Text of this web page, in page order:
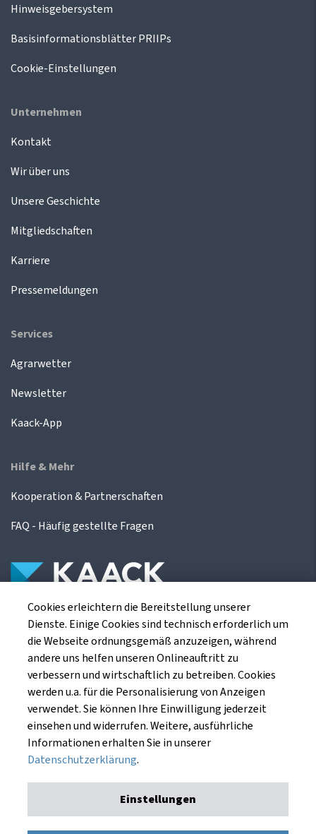
Hinweisgebersystem
Basisinformationsblätter PRIIPs
Cookie-Einstellungen
Unternehmen
Kontakt
Wir über uns
Unsere Geschichte
Mitgliedschaften
Karriere
Pressemeldungen
Services
Agrarwetter
Newsletter
Kaack-App
Hilfe & Mehr
Kooperation & Partnerschaften
FAQ - Häufig gestellte Fragen
Die Kaack Terminhandel GmbH ist ein
Finanzdienstleistungsinstitut für die europäischen
Agrarterminbörsen.
Kaack Terminhandel GmbH
Am Markt 8
49661 Cloppenburg
Datenschutzerklärung
Cookies erleichtern die Bereitstellung unserer
Dienste. Einige Cookies sind technisch erforderlich um
die Webseite ordnungsgemäß anzuzeigen, während
andere uns helfen unseren Onlineauftritt zu
verbessern und wirtschaftlich zu betreiben. Cookies
werden u.a. für die Personalisierung von Anzeigen
verwendet. Sie können Ihre Einwilligung jederzeit
einsehen und widerrufen. Weitere, ausführliche
Informationen erhalten Sie in unserer
Datenschutzerklärung.
Einstellungen